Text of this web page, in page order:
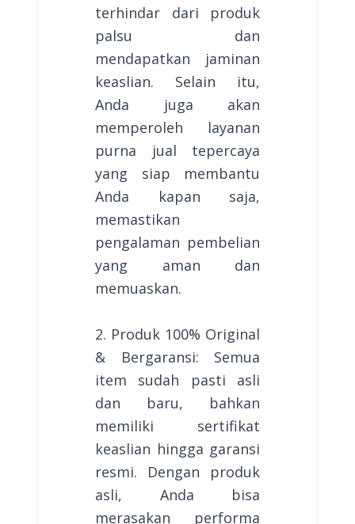
terhindar dari produk
palsu dan
mendapatkan jaminan
keaslian. Selain itu,
Anda juga akan
memperoleh layanan
purna jual tepercaya
yang siap membantu
Anda kapan saja,
memastikan
pengalaman pembelian
yang aman dan
memuaskan.
2. Produk 100% Original
& Bergaransi: Semua
item sudah pasti asli
dan baru, bahkan
memiliki sertifikat
keaslian hingga garansi
resmi. Dengan produk
asli, Anda bisa
merasakan performa